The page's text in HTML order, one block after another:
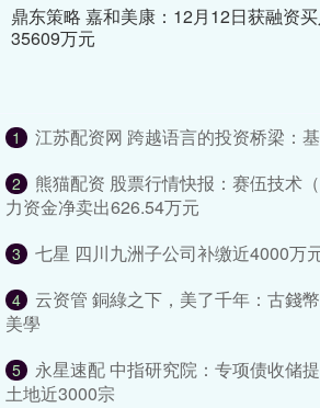
鼎东策略 嘉和美康：12月12日获融资
35609万元
1 江苏配资网 跨越语言的投资桥梁：
2
熊猫配资 股票行情快报：赛伍技术
力资金净卖出626.54万元
3 七星 四川九洲子公司补缴近4000万
4
云资管 銅綠之下，美了千年：古錢
美學
5
永星速配 中指研究院：专项债收储
土地近3000宗